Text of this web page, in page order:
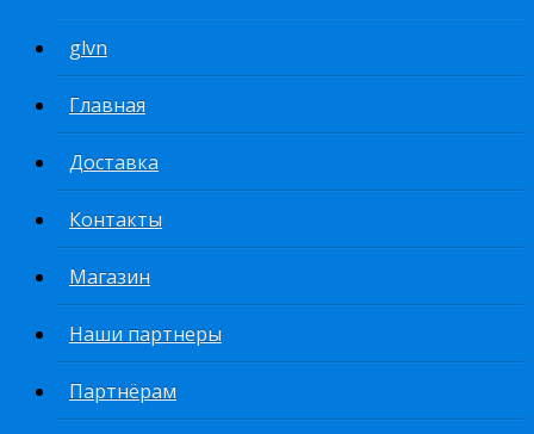
glvn
Главная
Доставка
Контакты
Магазин
Наши партнеры
Партнёрам